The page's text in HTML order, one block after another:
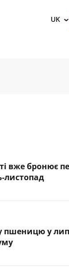
UK
вже бронює
листопад
пшеницю у